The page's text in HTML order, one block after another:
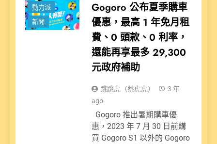
動力派
新聞
Gogoro 公布夏季購車
優惠，最高 1 年免月租
費、0 頭款、0 利率，
還能再享最多 29,300
元政府補助
跳跳虎（蔡虎虎）
3 年
ago
Gogoro 推出暑期購車優
惠，2023 年 7 月 30 日前購
買 Gogoro S1 以外的 Gogoro